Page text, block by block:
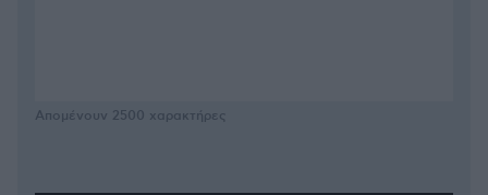
Απομένουν 2500 χαρακτήρες